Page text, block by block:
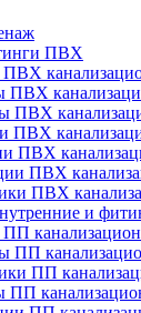
ПВХ
ПВХ
ПВХ
ПВХ
ПВХ
ПВХ
ПВХ
и
ПП
ПП
ПП